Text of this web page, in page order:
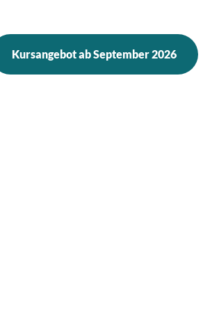
Kursangebot ab September 2026